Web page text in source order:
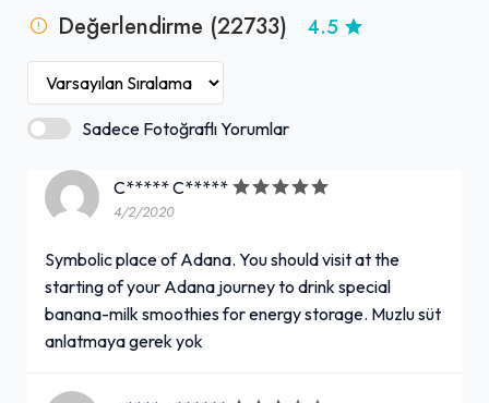
birini oluşturmaktadır.
Değerlendirme (22733) 4.5
Sadece Fotoğraflı Yorumlar
C***** C*****
4/2/2020
Symbolic place of Adana. You should visit at the
starting of your Adana journey to drink special
banana-milk smoothies for energy storage. Muzlu süt
anlatmaya gerek yok